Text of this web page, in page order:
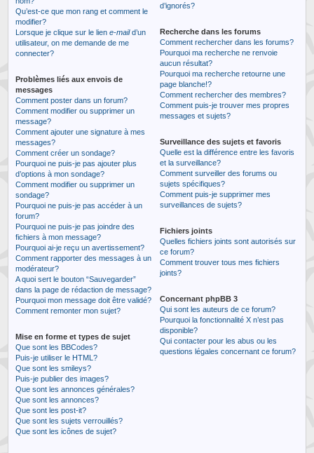
Qu’est-ce que mon rang et comment le
modifier?
Lorsque je clique sur le liene-maild’un
utilisateur, on me demande de me
connecter?
Problèmes liés aux envois de
messages
Comment poster dans un forum?
Comment modifier ou supprimer un
message?
Comment ajouter une signature à mes
messages?
Comment créer un sondage?
Pourquoi ne puis-je pas ajouter plus
d’options à mon sondage?
Comment modifier ou supprimer un
sondage?
Pourquoi ne puis-je pas accéder à un
forum?
Pourquoi ne puis-je pas joindre des
fichiers à mon message?
Pourquoi ai-je reçu un avertissement?
Comment rapporter des messages à un
modérateur?
A quoi sert le bouton “Sauvegarder”
dans la page de rédaction de message?
Pourquoi mon message doit être validé?
Comment remonter mon sujet?
Mise en forme et types de sujet
Que sont les BBCodes?
Puis-je utiliser le HTML?
Que sont les smileys?
Puis-je publier des images?
Que sont les annonces générales?
Que sont les annonces?
Que sont les post-it?
Que sont les sujets verrouillés?
Que sont les icônes de sujet?
d’ignorés?
Recherche dans les forums
Comment rechercher dans les forums?
Pourquoi ma recherche ne renvoie
aucun résultat?
Pourquoi ma recherche retourne une
page blanche!?
Comment rechercher des membres?
Comment puis-je trouver mes propres
messages et sujets?
Surveillance des sujets et favoris
Quelle est la différence entre les favoris
et la surveillance?
Comment surveiller des forums ou
sujets spécifiques?
Comment puis-je supprimer mes
surveillances de sujets?
Fichiers joints
Quelles fichiers joints sont autorisés sur
ce forum?
Comment trouver tous mes fichiers
joints?
Concernant phpBB 3
Qui sont les auteurs de ce forum?
Pourquoi la fonctionnalité X n’est pas
disponible?
Qui contacter pour les abus ou les
questions légales concernant ce forum?